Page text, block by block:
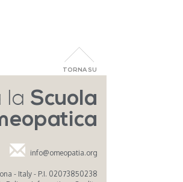
la Scuola
info@omeopatia.org
- Italy - P.I. 02073850238
TORNA SU